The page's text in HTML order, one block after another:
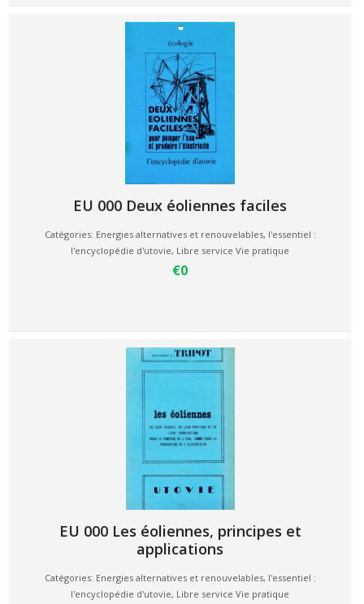
EU 000 Deux éoliennes faciles
Catégories: Energies alternatives et renouvelables, l'essentiel :
l'encyclopédie d'utovie, Libre service Vie pratique
€0
EU 000 Les éoliennes, principes et
applications
Catégories: Energies alternatives et renouvelables, l'essentiel :
l'encyclopédie d'utovie, Libre service Vie pratique